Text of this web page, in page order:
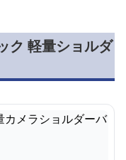
ク 軽量ショルダ